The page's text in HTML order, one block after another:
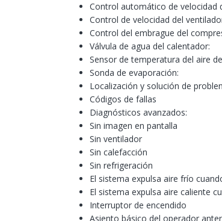
Control automático de velocidad
Control de velocidad del
Control del embrague del
Válvula de agua del calentador:
Sensor de temperatura del aire
Sonda de evaporación:
Localización y solución de
Códigos de fallas
Diagnósticos avanzados:
Sin imagen en pantalla
Sin ventilador
Sin calefacción
Sin refrigeración
El sistema expulsa aire frío
El sistema expulsa aire caliente
Interruptor de encendido
Asiento básico del operador